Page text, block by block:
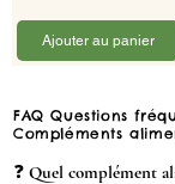
€
r
1
i
Ajouter au panier
FAQ Questions
Compléments
❓ Quel complément